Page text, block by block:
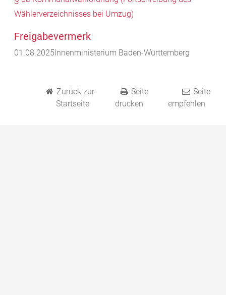
Wählerverzeichnisses bei Umzug)
Freigabevermerk
01.08.2025 Innenministerium Baden-Württemberg
Zurück zur
Startseite
Seite
drucken
Seite
empfehlen